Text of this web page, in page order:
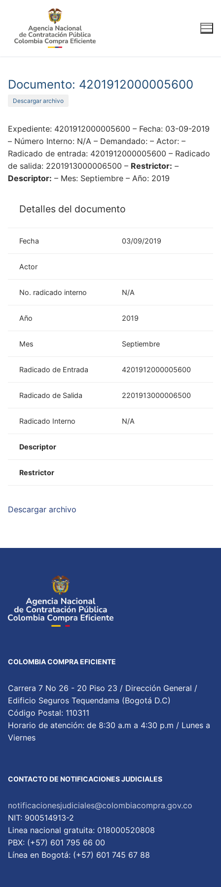
contenido
Documento: 4201912000005600
Descargar archivo
Expediente: 4201912000005600 – Fecha: 03-09-2019
– Número Interno: N/A – Demandado: – Actor: –
Radicado de entrada: 4201912000005600 – Radicado
de salida: 2201913000006500 – Restrictor: –
Descriptor: – Mes: Septiembre – Año: 2019
Detalles del documento
Fecha 03/09/2019
Actor
No. radicado interno N/A
Año 2019
Mes Septiembre
Radicado de Entrada 4201912000005600
Radicado de Salida 2201913000006500
Radicado Interno N/A
Descriptor
Restrictor
Descargar archivo
COLOMBIA COMPRA EFICIENTE
Carrera 7 No 26 - 20 Piso 23 / Dirección General /
Edificio Seguros Tequendama (Bogotá D.C)
Código Postal: 110311
Horario de atención: de 8:30 a.m a 4:30 p.m / Lunes a
Viernes
CONTACTO DE NOTIFICACIONES JUDICIALES
notificacionesjudiciales@colombiacompra.gov.co
NIT: 900514913-2
Linea nacional gratuita: 018000520808
PBX: (+57) 601 795 66 00
Lí­nea en Bogotá: (+57) 601 745 67 88